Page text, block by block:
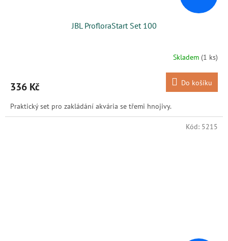
JBL ProfloraStart Set 100
Skladem (1 ks)
336 Kč Do košíku
Praktický set pro zakládání akvária se třemi hnojivy.
Kód: 5215